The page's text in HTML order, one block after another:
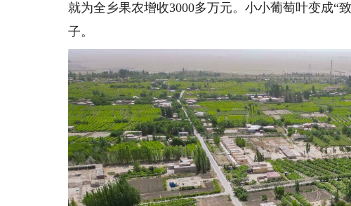
就为全乡果农增收3000多万元。小小葡萄叶变成“
子。